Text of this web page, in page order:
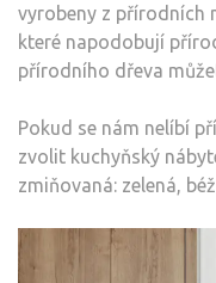
vyrobeny z přírodních
které napodobují
přírodního dřeva
Pokud se nám nelíbí
zvolit kuchyňský
zmiňovaná: zelená,